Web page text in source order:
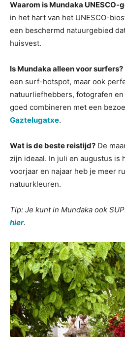
Waarom is Mundaka UNESCO-
in het hart van het UNESCO-
een beschermd natuurgebied
huisvest.
Is Mundaka alleen voor surfers?
een surf-hotspot, maar ook
natuurliefhebbers, fotografen
goed combineren met een
Gaztelugatxe.
Wat is de beste reistijd? De
zijn ideaal. In juli en augustus is
voorjaar en najaar heb je meer
natuurkleuren.
Tip: Je kunt in Mundaka ook
hier.